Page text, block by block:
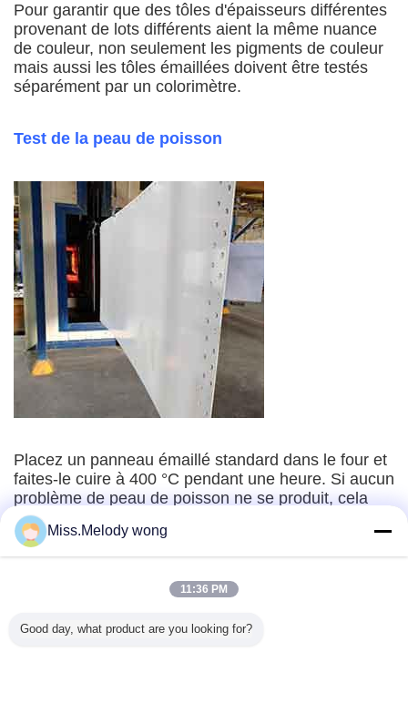
Pour garantir que des tôles d'épaisseurs différentes
provenant de lots différents aient la même nuance
de couleur, non seulement les pigments de couleur
mais aussi les tôles émaillées doivent être testés
séparément par un colorimètre.
Test de la peau de poisson
Placez un panneau émaillé standard dans le four et
faites-le cuire à 400 °C pendant une heure. Si aucun
problème de peau de poisson ne se produit, cela
signifie que la qualité de fabrication de l'ensemble
du lot est satisfaisante.
Miss.Melody wong
11:36 PM
Good day, what product are you looking for?